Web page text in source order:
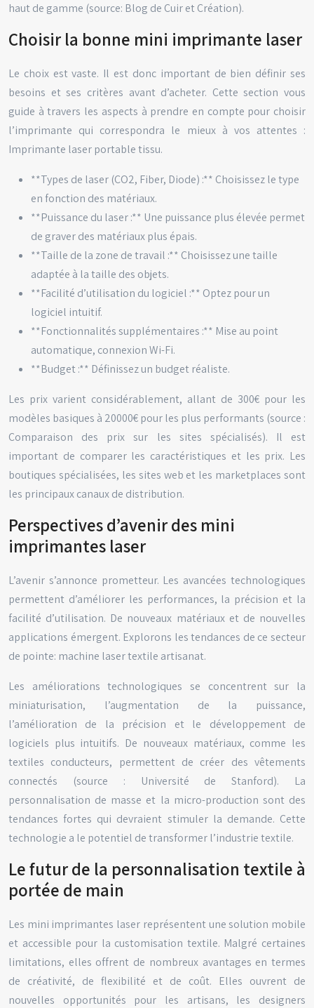
haut de gamme (source: Blog de Cuir et Création).
Choisir la bonne mini imprimante laser
Le choix est vaste. Il est donc important de bien définir ses
besoins et ses critères avant d’acheter. Cette section vous
guide à travers les aspects à prendre en compte pour choisir
l’imprimante qui correspondra le mieux à vos attentes :
Imprimante laser portable tissu.
**Types de laser (CO2, Fiber, Diode) :** Choisissez le type
en fonction des matériaux.
**Puissance du laser :** Une puissance plus élevée permet
de graver des matériaux plus épais.
**Taille de la zone de travail :** Choisissez une taille
adaptée à la taille des objets.
**Facilité d’utilisation du logiciel :** Optez pour un
logiciel intuitif.
**Fonctionnalités supplémentaires :** Mise au point
automatique, connexion Wi-Fi.
**Budget :** Définissez un budget réaliste.
Les prix varient considérablement, allant de 300€ pour les
modèles basiques à 20000€ pour les plus performants (source :
Comparaison des prix sur les sites spécialisés). Il est
important de comparer les caractéristiques et les prix. Les
boutiques spécialisées, les sites web et les marketplaces sont
les principaux canaux de distribution.
Perspectives d’avenir des mini
imprimantes laser
L’avenir s’annonce prometteur. Les avancées technologiques
permettent d’améliorer les performances, la précision et la
facilité d’utilisation. De nouveaux matériaux et de nouvelles
applications émergent. Explorons les tendances de ce secteur
de pointe: machine laser textile artisanat.
Les améliorations technologiques se concentrent sur la
miniaturisation, l’augmentation de la puissance,
l’amélioration de la précision et le développement de
logiciels plus intuitifs. De nouveaux matériaux, comme les
textiles conducteurs, permettent de créer des vêtements
connectés (source : Université de Stanford). La
personnalisation de masse et la micro-production sont des
tendances fortes qui devraient stimuler la demande. Cette
technologie a le potentiel de transformer l’industrie textile.
Le futur de la personnalisation textile à
portée de main
Les mini imprimantes laser représentent une solution mobile
et accessible pour la customisation textile. Malgré certaines
limitations, elles offrent de nombreux avantages en termes
de créativité, de flexibilité et de coût. Elles ouvrent de
nouvelles opportunités pour les artisans, les designers